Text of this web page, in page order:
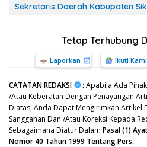
Sekretaris Daerah Kabupaten
Tetap Terhubung
Laporkan Ikuti Kami
CATATAN REDAKSI : Apabila Ada
/Atau Keberatan Dengan Penayangan
Diatas, Anda Dapat Mengirimkan Artikel
Sanggahan Dan /Atau Koreksi Kepada
Sebagaimana Diatur Dalam Pasal (1)
Nomor 40 Tahun 1999 Tentang Pers.